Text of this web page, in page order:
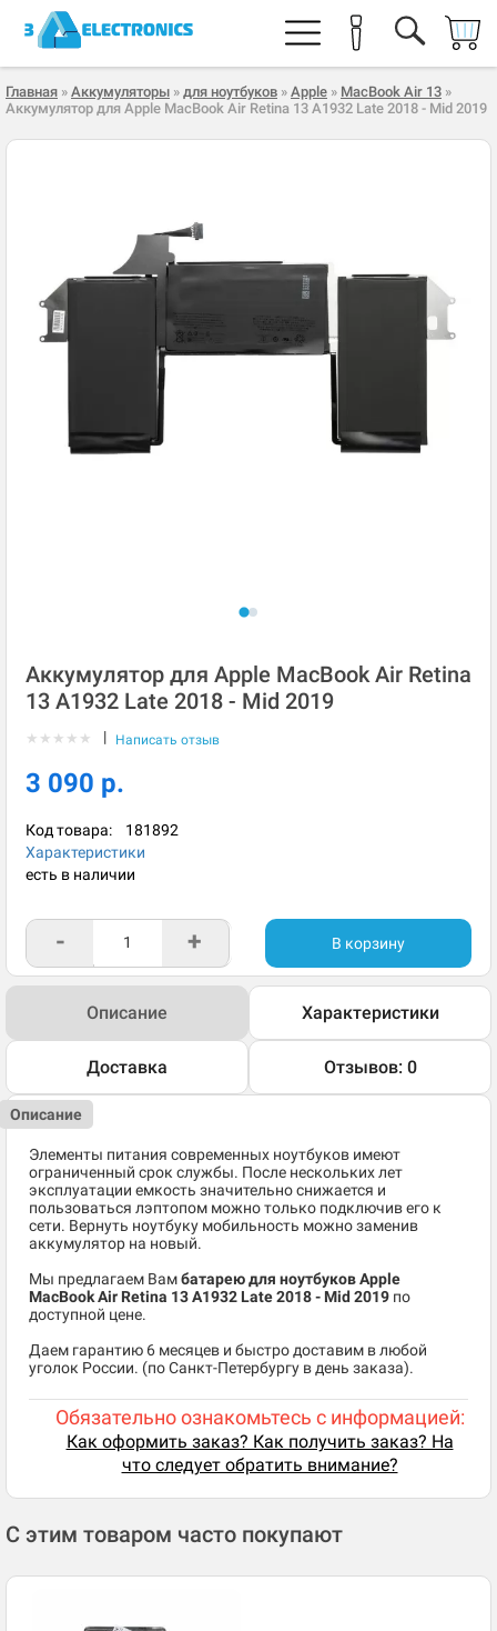
Главная » Аккумуляторы » для ноутбуков » Apple » MacBook Air 13 »
Аккумулятор для Apple MacBook Air Retina 13 A1932 Late 2018 - Mid 2019
Аккумулятор для Apple MacBook Air Retina
13 A1932 Late 2018 - Mid 2019
★ ★ ★ ★ ★ | Написать отзыв
3 090 р.
Код товара: 181892
Характеристики
есть в наличии
- + В корзину
Описание Характеристики
Доставка Отзывов: 0
Описание
Элементы питания современных ноутбуков имеют
ограниченный срок службы. После нескольких лет
эксплуатации емкость значительно снижается и
пользоваться лэптопом можно только подключив его к
сети. Вернуть ноутбуку мобильность можно заменив
аккумулятор на новый.
Мы предлагаем Вамбатарею для ноутбуков Apple
MacBook Air Retina 13 A1932 Late 2018 - Mid 2019 по
доступной цене.
Даем гарантию 6 месяцев и быстро доставим в любой
уголок России. (по Санкт-Петербургу в день заказа).
Обязательно ознакомьтесь с информацией:
Как оформить заказ? Как получить заказ? На
что следует обратить внимание?
С этим товаром часто покупают